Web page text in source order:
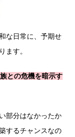
な日常に、予期せ
ます。
との危機を暗示す
部分はなかったか
するチャンスなの